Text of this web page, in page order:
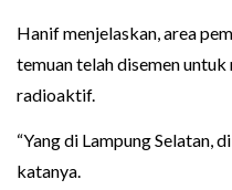
Hanif menjelaskan, area
temuan telah disemen
radioaktif.
“Yang di Lampung Selatan,
katanya.